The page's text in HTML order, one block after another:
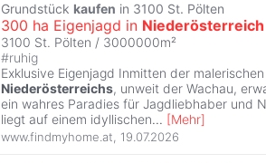
Grundstück kaufen in 3100 St. Pölten
300 ha Eigenjagd in Niederösterreich
3100 St. Pölten / 3000000m²
#ruhig
Exklusive Eigenjagd Inmitten der
Niederösterreichs, unweit der Wachau,
ein wahres Paradies für Jagdliebhaber und
liegt auf einem idyllischen... [Mehr]
www.findmyhome.at 19.07.2026